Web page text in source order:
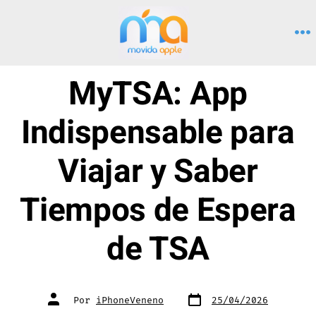
MyTSA: App
Indispensable para
Viajar y Saber
Tiempos de Espera
de TSA
Autor
de Por iPhoneVeneno Fecha
de 25/04/2026